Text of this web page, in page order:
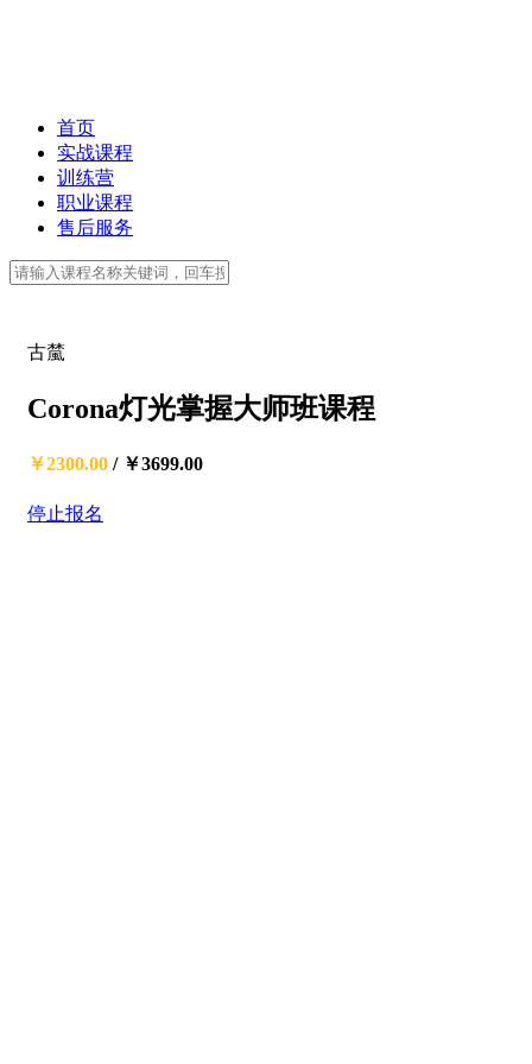
首页
实战课程
训练营
职业课程
售后服务
古檒
Corona灯光掌握大师班课程
￥2300.00 / ￥3699.00
停止报名